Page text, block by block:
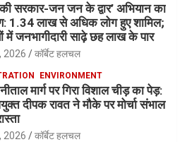
सरकार-जन जन के द्वार’ अभियान का
1.34 लाख से अधिक लोग हुए शामिल;
में जनभागीदारी साढ़े छह लाख के पार
2026 कॉर्बेट हलचल
ENVIRONMENT
मार्ग पर गिरा विशाल चीड़ का पेड़:
दीपक रावत ने मौके पर मोर्चा संभाल
2026 कॉर्बेट हलचल